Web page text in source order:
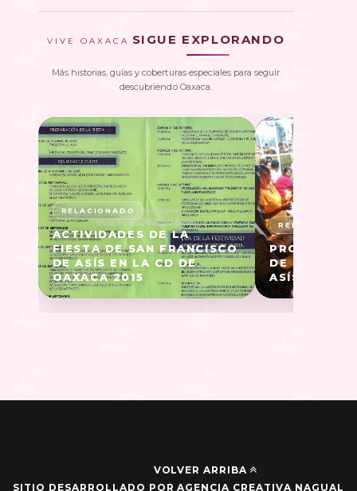
VIVE OAXACA SIGUE EXPLORANDO
Más historias, guías y coberturas especiales para seguir
descubriendo Oaxaca.
ACTIVIDADES DE LA
FIESTA DE SAN FRANCISCO
DE ASÍS EN LA CD DE
OAXACA 2015
PROCESIÓN
DE SAN
ASÍS EN
VOLVER ARRIBA
SITIO DESARROLLADO POR AGENCIA CREATIVA NAGUAL